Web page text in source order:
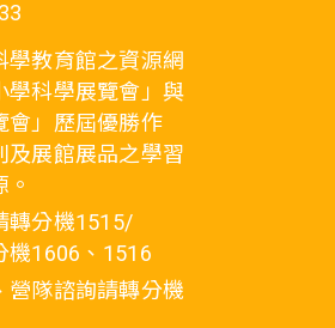
教育館之資源網
學科學展覽會」與
會」歷屆優勝作
及展館展品之學習
轉分機1515/
機1606、1516
營隊諮詢請轉分機